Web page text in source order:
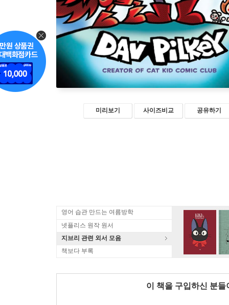
미리보기 사이즈비교 공유하기
영어 습관 만드는 여름방학
넷플리스 원작 원서
지브리 관련 외서 모음
책보다 부록
이 책을 구입하신 분